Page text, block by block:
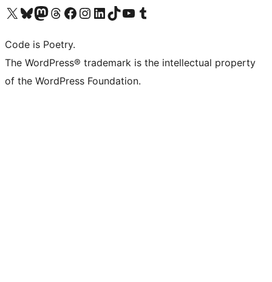
Visita il nostro account X (ex Twitter)
Visita il nostro account Bluesky
Visita il nostro account Mastodon
Visita il nostro account Threads
Visita la nostra pagina Facebook
Visita il nostro account Instagram
Visita il nostro account LinkedIn
Visita il nostro account TikTok
Visita il nostro canale YouTube
Visita il nostro account Tumblr
Code is Poetry.
The WordPress® trademark is the intellectual property
of the WordPress Foundation.